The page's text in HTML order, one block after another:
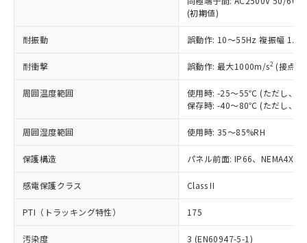
(初期値)
耐振動 誤動作: 10～55Hz 複振幅
耐衝撃 誤動作: 最大1000m/s2 (接点
周囲温度範囲
使用時: -25～55℃ (ただし、氷
保存時: -40～80℃ (ただし、氷
周囲湿度範囲 使用時: 35～85%RH
保護構造 パネル前面: IP66、NEMA4X,
感電保護クラス Class II
PTI（トラッキング特性） 175
汚染度 3 (EN60947-5-1)
在庫状況および標準価格照会結果は、
記載している更新日時点での社内デー
タに基づき作成されるものであり、閲
覧された時点での実際の在庫および標
準価格とは異なる場合があることをご
正式な納期状況および標準価格はお客
様のお取引先、またはお客様担当のオ
ムロン制御機器販売店・当社販売員に
オムロン制御機器販売店や当社販売拠
販売ネットワーク
」をご確認
在庫状況および標準価格結果を当社の
事前の承諾なく第三者に漏洩または開
示しないようお願いします。
マイパーツ機能（部品リスト作成サー
鉛(Pb) 1000ppm以下、 水銀(Hg) 1000ppm以下、 カド
類(PBB) 1000ppm以下、ポリ臭化ジフェニルエーテル類
(PBDE) 1000ppm以下、フタル酸ビス(2-エチルヘキシ
ル) (DEHP)(別名：DOP) 1000ppm以下、フタル酸ブチ
ルベンジル（BBP） 1000ppm以下、フタル酸ジブチル
（DBP） 1000ppm以下、フタル酸ジイソブチル
但し、RoHS指令で産業用監視および制御機器に対する
図的な使用がないことを確認しています。
部品在庫の切り替え状況などにより、予定
*中国RoHS10物質の基準値 (GB/T26572)：
Pb(鉛) :1000ppm、 Hg(水銀) : 1000ppm、 Cd(カドミウ
Cr(Ⅵ)(六価クロム) : 1000ppm、 PBBs(ポリ臭化ビフェ
ニル類) : 1000ppm、 PBDEs(ポリ臭化ジフェニルエーテ
ル類) : 1000ppm、
DBP(フタル酸ジブチル) : 1000ppm、 DIBP(フタル酸ジ
イソブチル) : 1000ppm、 BBP(フタル酸ブチルベンジ
DEHP(フタル酸ビス(2-エチルヘキシル)) : 1000ppm
「ｅ」：有害物質（10物質）のすべてが基
準値以下であることを示します。
「10」：通常の使用状況下において有害物
（以下｢規制貨物等」という）を輸出
または国外への提供する場合は、日本
国政府の輸出許可(または役務取引許
可)を取得するなどの必要な手続きを
当社は規制貨物を破棄する場合は、完
全に破砕するなど、違法に輸出されな
いよう必要な手段を講じます。
当社は貴社製品を、核兵器、ミサイ
ル、化学兵器、生物兵器またはその他
武器並びにこれらの製造装置等に一切
当社は、貴社製品を第三者に販売する
場合は、上記1、2および3の内容を当
該第三者に通知します。また当社は、
販売先および販売に係わる関係者が違
一定数以上の在庫あり
一定数には満たないが在庫あり
在庫なし(最新の在庫状況につ
いては、お客様のお取引先、ま
たはお客様担当のオムロン制御
機器販売店・当社販売員にご確
認ください)
受注生産機種、また在庫状況の